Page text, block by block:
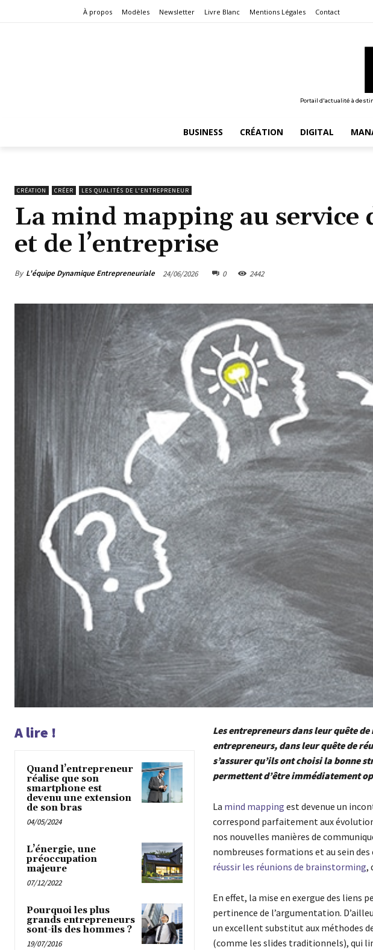
À propos Modèles Newsletter Livre Blanc Mentions Légales Contact
Portail d'actualité à
BUSINESS CRÉATION DIGITAL
CRÉATION CRÉER LES QUALITÉS DE L'ENTREPRENEUR
La mind mapping au service
et de l’entreprise
By L'équipe Dynamique Entrepreneuriale 24/06/2026 0 2442
A lire !
Quand l’entrepreneur
réalise que son
smartphone est
devenu une extension
de son bras
04/05/2024
L’énergie, une
préoccupation
majeure
07/12/2022
Pourquoi les plus
grands entrepreneurs
sont-ils des hommes ?
19/07/2016
Les entrepreneurs dans leur quête
entrepreneurs, dans leur quête de
s’assurer qu’ils ont choisi la bonne
permettent d’être immédiatement
La mind mapping est devenue un
correspond parfaitement aux
nos nouvelles manières de
nombreuses formations et au sein
réussir les réunions de brainstorming,
En effet, la mise en exergue des liens
pertinence de l’argumentation.
un excellent substitut aux méthodes
(comme les slides traditionnels), qui